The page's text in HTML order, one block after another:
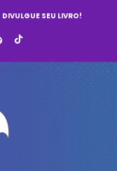
DIVULGUE SEU LIVRO!